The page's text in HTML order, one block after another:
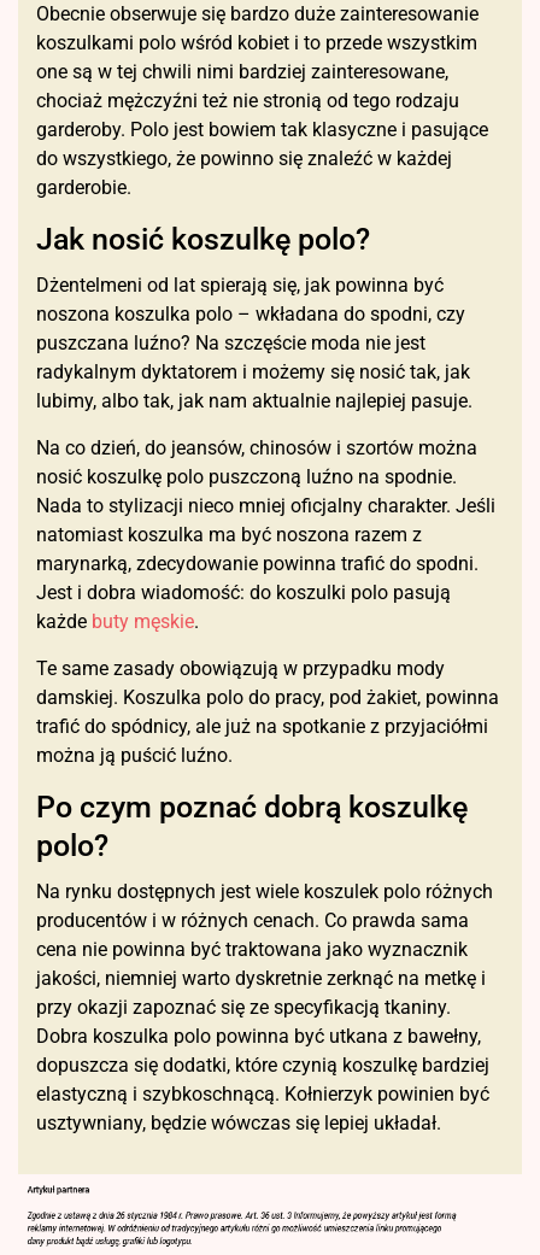
Obecnie obserwuje się bardzo duże zainteresowanie
koszulkami polo wśród kobiet i to przede wszystkim
one są w tej chwili nimi bardziej zainteresowane,
chociaż mężczyźni też nie stronią od tego rodzaju
garderoby. Polo jest bowiem tak klasyczne i pasujące
do wszystkiego, że powinno się znaleźć w każdej
garderobie.
Jak nosić koszulkę polo?
Dżentelmeni od lat spierają się, jak powinna być
noszona koszulka polo – wkładana do spodni, czy
puszczana luźno? Na szczęście moda nie jest
radykalnym dyktatorem i możemy się nosić tak, jak
lubimy, albo tak, jak nam aktualnie najlepiej pasuje.
Na co dzień, do jeansów, chinosów i szortów można
nosić koszulkę polo puszczoną luźno na spodnie.
Nada to stylizacji nieco mniej oficjalny charakter. Jeśli
natomiast koszulka ma być noszona razem z
marynarką, zdecydowanie powinna trafić do spodni.
Jest i dobra wiadomość: do koszulki polo pasują
każde buty męskie.
Te same zasady obowiązują w przypadku mody
damskiej. Koszulka polo do pracy, pod żakiet, powinna
trafić do spódnicy, ale już na spotkanie z przyjaciółmi
można ją puścić luźno.
Po czym poznać dobrą koszulkę
polo?
Na rynku dostępnych jest wiele koszulek polo różnych
producentów i w różnych cenach. Co prawda sama
cena nie powinna być traktowana jako wyznacznik
jakości, niemniej warto dyskretnie zerknąć na metkę i
przy okazji zapoznać się ze specyfikacją tkaniny.
Dobra koszulka polo powinna być utkana z bawełny,
dopuszcza się dodatki, które czynią koszulkę bardziej
elastyczną i szybkoschnącą. Kołnierzyk powinien być
usztywniany, będzie wówczas się lepiej układał.